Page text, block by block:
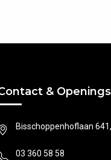
&
Bisschoppenhoflaan
03 360 58 58